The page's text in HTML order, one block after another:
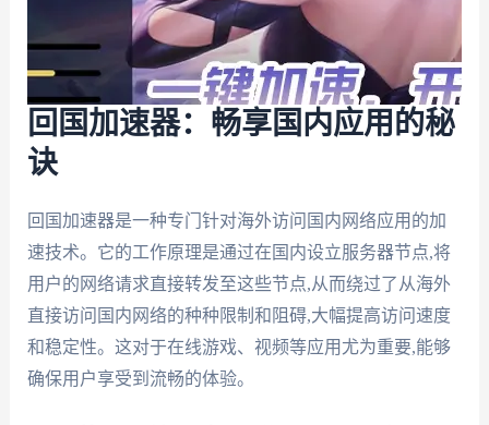
回国加速器：畅享国内应用的秘
诀
回国加速器是一种专门针对海外访问国内网络应用的加
速技术。它的工作原理是通过在国内设立服务器节点,将
用户的网络请求直接转发至这些节点,从而绕过了从海外
直接访问国内网络的种种限制和阻碍,大幅提高访问速度
和稳定性。这对于在线游戏、视频等应用尤为重要,能够
确保用户享受到流畅的体验。